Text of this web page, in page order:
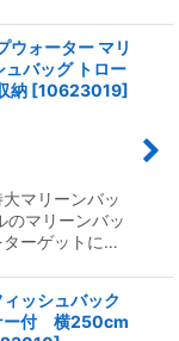
ウォーター マリ
バッグ トロー
納 [10623019]
マリーンバッ
のマリーンバッ
ターゲットに…
ッシュバック
ー付 横250cm